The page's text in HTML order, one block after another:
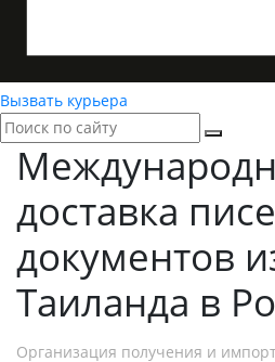
Вызвать курьера
доставка
документов
Таиланда в
Организация получения и